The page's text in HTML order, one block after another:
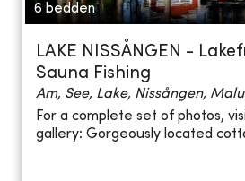
6 bedden
LAKE NISSÅNGEN -
Sauna Fishing
Am, See, Lake, Nissången,
For a complete set of photos,
gallery: Gorgeously located